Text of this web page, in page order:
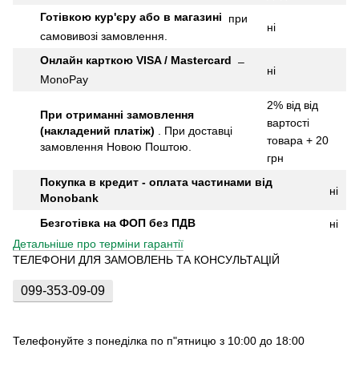
Готівкою кур'єру або в магазині при
самовивозі замовлення.
ні
Онлайн карткою VISA / Mastercard –
MonoPay
ні
При отриманні замовлення
(накладений платіж)
При доставці
замовлення Новою Поштою.
2% від від
вартості
товара + 20
грн
Покупка в кредит - оплата частинами від
Monobank
ні
Безготівка на ФОП без ПДВ
ні
Детальніше про терміни гарантії
ТЕЛЕФОНИ ДЛЯ ЗАМОВЛЕНЬ ТА КОНСУЛЬТАЦІЙ
099-353-09-09
Телефонуйте з понеділка по п"ятницю з 10:00 до 18:00